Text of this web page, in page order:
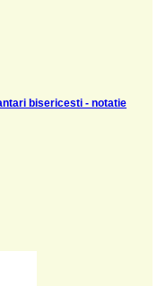
bisericesti - notatie